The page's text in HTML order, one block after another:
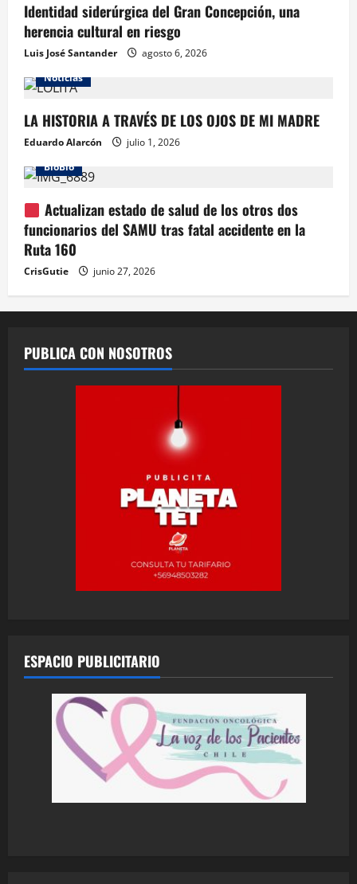
Identidad siderúrgica del Gran Concepción, una
herencia cultural en riesgo
Luis José Santander
agosto 6, 2026
Noticias
LA HISTORIA A TRAVÉS DE LOS OJOS DE MI MADRE
Eduardo Alarcón
julio 1, 2026
BioBio
Actualizan estado de salud de los otros dos
funcionarios del SAMU tras fatal accidente en la
Ruta 160
CrisGutie junio 27, 2026
PUBLICA CON NOSOTROS
ESPACIO PUBLICITARIO